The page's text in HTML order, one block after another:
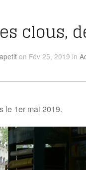
clous,
on Fév 25, 2019 in
le 1er mai 2019.